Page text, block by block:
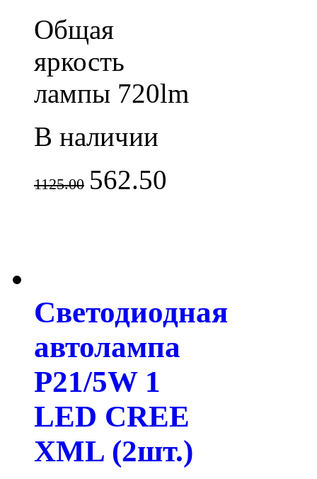
Общая
яркость
лампы 720lm
В наличии
1125.00 562.50
Светодиодная
автолампа
P21/5W 1
LED CREE
XML (2шт.)